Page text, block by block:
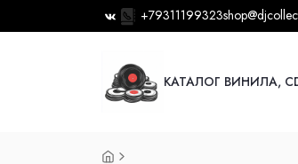
+79311199323
КАТАЛОГ ВИНИЛА,